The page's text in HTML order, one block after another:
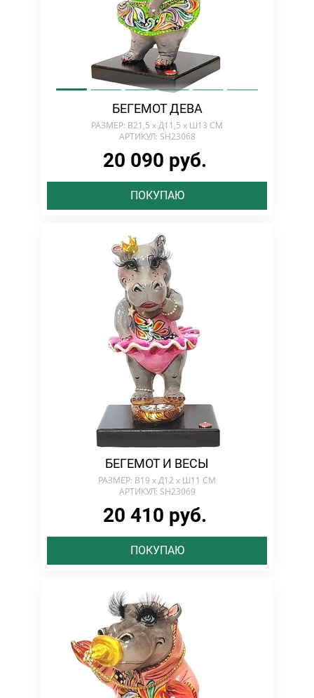
БЕГЕМОТ ДЕВА
РАЗМЕР: В21,5 х Д11,5 х Ш13 СМ
АРТИКУЛ: SH23068
20 090 руб.
ПОКУПАЮ
БЕГЕМОТ И ВЕСЫ
РАЗМЕР: В19 х Д12 х Ш11 СМ
АРТИКУЛ: SH23069
20 410 руб.
ПОКУПАЮ